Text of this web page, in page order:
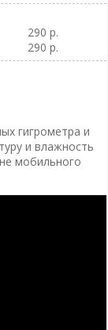
290 р.
290 р.
гигрометра и
и влажность
мобильного